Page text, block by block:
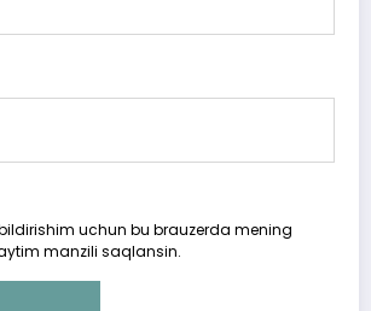
uchun bu brauzerda mening
manzili saqlansin.